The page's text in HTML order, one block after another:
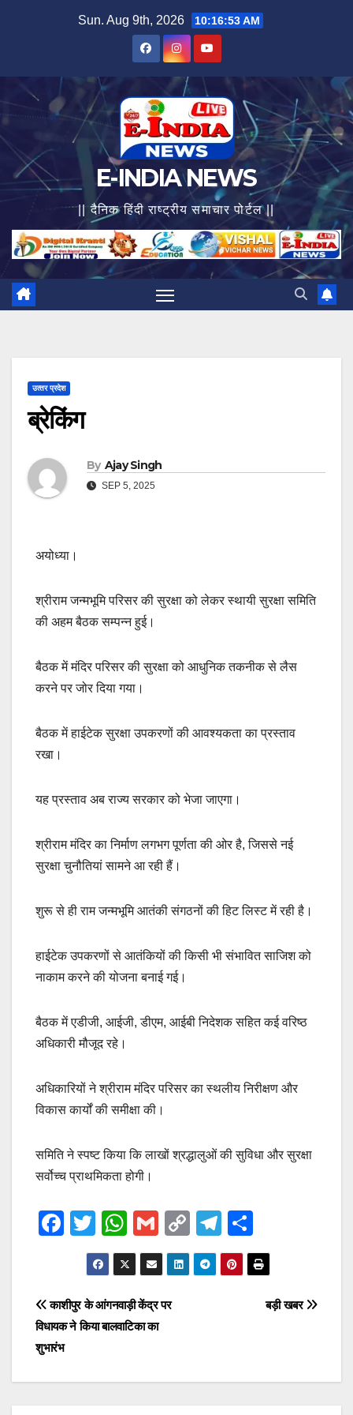
Sun. Aug 9th, 2026 10:16:55 AM
E-INDIA NEWS
|| दैनिक हिंदी राष्ट्रीय समाचार पोर्टल ||
उत्‍तर प्रदेश
ब्रेकिंग
By Ajay Singh
SEP 5, 2025
अयोध्या।
श्रीराम जन्मभूमि परिसर की सुरक्षा को लेकर स्थायी सुरक्षा समिति
की अहम बैठक सम्पन्न हुई।
बैठक में मंदिर परिसर की सुरक्षा को आधुनिक तकनीक से लैस
करने पर जोर दिया गया।
बैठक में हाईटेक सुरक्षा उपकरणों की आवश्यकता का प्रस्ताव
रखा।
यह प्रस्ताव अब राज्य सरकार को भेजा जाएगा।
श्रीराम मंदिर का निर्माण लगभग पूर्णता की ओर है, जिससे नई
सुरक्षा चुनौतियां सामने आ रही हैं।
शुरू से ही राम जन्मभूमि आतंकी संगठनों की हिट लिस्ट में रही है।
हाईटेक उपकरणों से आतंकियों की किसी भी संभावित साजिश को
नाकाम करने की योजना बनाई गई।
बैठक में एडीजी, आईजी, डीएम, आईबी निदेशक सहित कई वरिष्ठ
अधिकारी मौजूद रहे।
अधिकारियों ने श्रीराम मंदिर परिसर का स्थलीय निरीक्षण और
विकास कार्यों की समीक्षा की।
समिति ने स्पष्ट किया कि लाखों श्रद्धालुओं की सुविधा और सुरक्षा
सर्वोच्च प्राथमिकता होगी।
F
e
b
o
o
T
wi
tt
er
W
h
at
s
A
p
G
m
ail
C
o
p
k
T
el
e
h
ar
e
Post
navigation
बड़ी खबर
काशीपुर के आंगनवाड़ी केंद्र पर
विधायक ने किया बालवाटिका का
शुभारंभ